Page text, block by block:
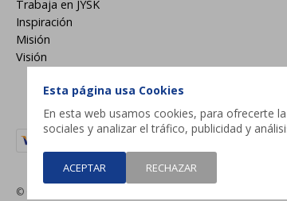
Esta página usa Cookies
En esta web usamos cookies, para ofrecerte
sociales y analizar el tráfico, publicidad y
ACEPTAR RECHAZAR
Trabaja en JYSK
Inspiración
Misión
Visión
© Copyright 2026 / JYSK